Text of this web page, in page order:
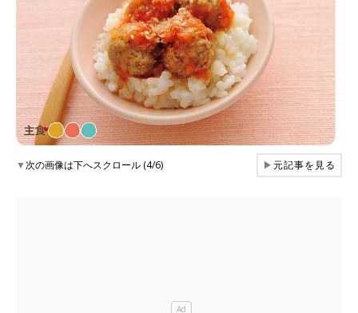
▼次の画像は下へスクロール (4/6) ▶元記事を見る